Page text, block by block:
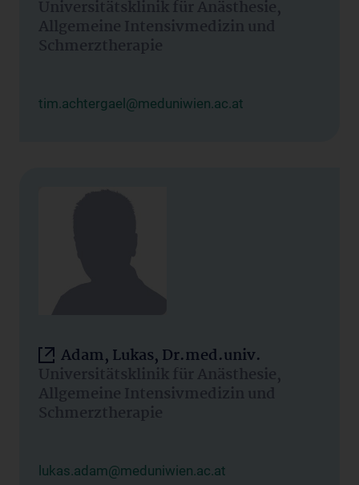
Universitätsklinik für Anästhesie,
Allgemeine Intensivmedizin und
Schmerztherapie
tim.achtergael@meduniwien.ac.at
Adam, Lukas, Dr.med.univ.
Universitätsklinik für Anästhesie,
Allgemeine Intensivmedizin und
Schmerztherapie
lukas.adam@meduniwien.ac.at